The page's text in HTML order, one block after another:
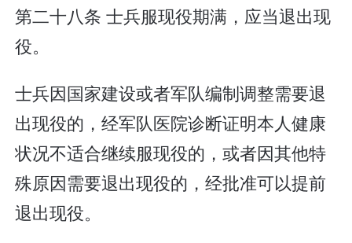
第二十八条 士兵服现役期满，应当退出现
役。
士兵因国家建设或者军队编制调整需要退
出现役的，经军队医院诊断证明本人健康
状况不适合继续服现役的，或者因其他特
殊原因需要退出现役的，经批准可以提前
退出现役。